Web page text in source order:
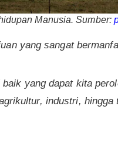
Manusia. Sumber:
yang sangat
yang dapat kita
industri, hingga